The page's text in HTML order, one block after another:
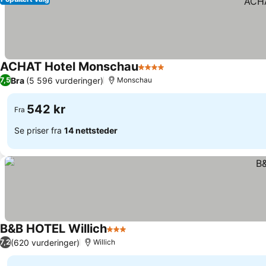
ACHAT Hotel Monschau4 Stjerner
7,5Bra (5 596 vurderinger) Monschau
Fra 542 kr
Se priser fra 14 nettsteder
B&B HOTEL Willich3 Stjerner
7,2(620 vurderinger) Willich